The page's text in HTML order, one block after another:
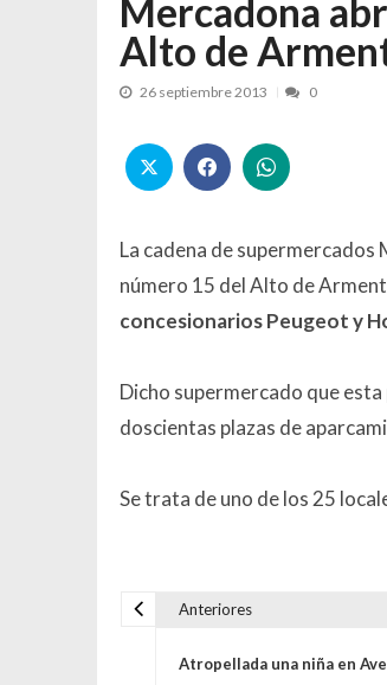
Mercadona
Alto de
26 septiembre 2013 0
La cadena de supermercados
número 15 del Alto de
concesionarios Peugeot y
Dicho supermercado que
doscientas plazas de
Se trata de uno de los 25
Anteriores
Atropellada una niña en